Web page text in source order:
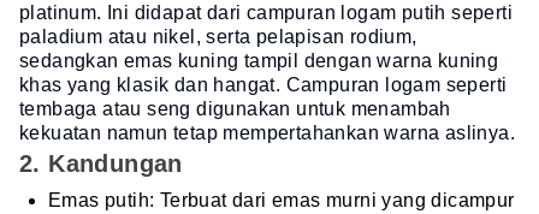
platinum. Ini didapat dari campuran logam putih seperti
paladium atau nikel, serta pelapisan rodium,
sedangkan emas kuning tampil dengan warna kuning
khas yang klasik dan hangat. Campuran logam seperti
tembaga atau seng digunakan untuk menambah
kekuatan namun tetap mempertahankan warna aslinya.
2. Kandungan
Emas putih: Terbuat dari emas murni yang dicampur